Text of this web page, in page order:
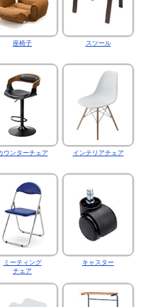
座椅子 スツール
ウンターチェア インテリアチェア
ミーティング
チェア
キャスター